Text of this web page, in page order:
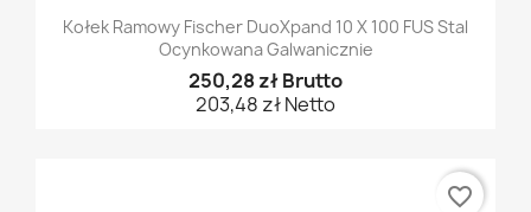
Kołek Ramowy Fischer DuoXpand 10 X 100 FUS Stal
Ocynkowana Galwanicznie
250,28 zł Brutto
203,48 zł Netto
favorite_border